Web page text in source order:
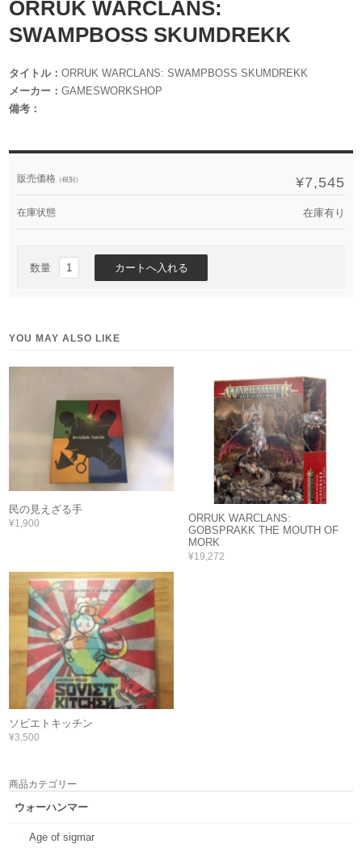
ORRUK WARCLANS:
SWAMPBOSS SKUMDREKK
タイトル：ORRUK WARCLANS: SWAMPBOSS SKUMDREKK
メーカー：GAMESWORKSHOP
備考：
販売価格 （税別） ¥7,545
在庫状態 在庫有り
数量
YOU MAY ALSO LIKE
民の見えざる手
¥1,900
ORRUK WARCLANS:
GOBSPRAKK THE MOUTH OF
MORK
¥19,272
ソビエトキッチン
¥3,500
商品カテゴリー
ウォーハンマー
Age of sigmar